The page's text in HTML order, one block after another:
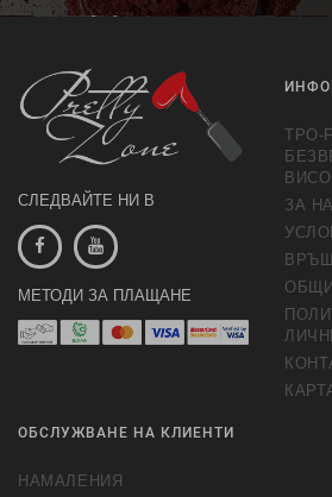
обработка на маркетингови предложения.
СЛЕДВАЙТЕ НИ В
МЕТОДИ ЗА ПЛАЩАНЕ
TPO-
ЗА
ОБСЛУЖВАНЕ НА КЛИЕНТИ
НАМАЛЕНИЯ